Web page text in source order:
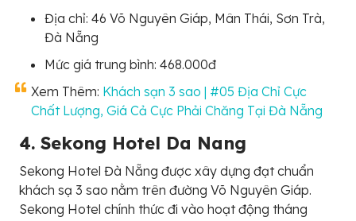
Địa chỉ: 46 Võ Nguyên Giáp, Mân Thái, Sơn Trà,
Đà Nẵng
Mức giá trung bình: 468.000đ
Xem Thêm: Khách sạn 3 sao | #05 Địa Chỉ Cực
Chất Lượng, Giá Cả Cực Phải Chăng Tại Đà Nẵng
4. Sekong Hotel Da Nang
Sekong Hotel Đà Nẵng được xây dựng đạt chuẩn
khách sạ 3 sao nằm trên đường Võ Nguyên Giáp.
Sekong Hotel chính thức đi vào hoạt động tháng